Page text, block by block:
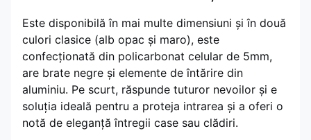
Este disponibilă în mai multe dimensiuni și în două
culori clasice (alb opac și maro), este
confecționată din policarbonat celular de 5mm,
are brate negre și elemente de întărire din
aluminiu. Pe scurt, răspunde tuturor nevoilor și e
soluția ideală pentru a proteja intrarea și a oferi o
notă de eleganță întregii case sau clădiri.